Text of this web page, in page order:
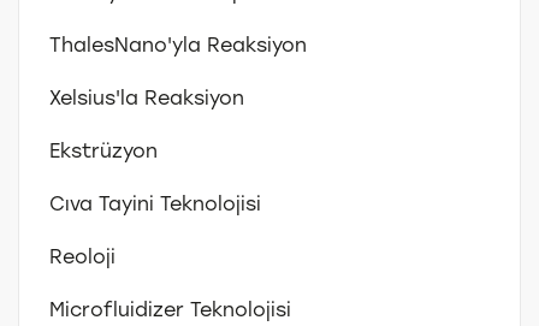
ThalesNano'yla Reaksiyon
Xelsius'la Reaksiyon
Ekstrüzyon
Cıva Tayini Teknolojisi
Reoloji
Microfluidizer Teknolojisi